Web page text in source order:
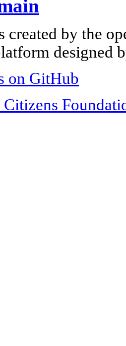
created by the
designed
on GitHub
Citizens